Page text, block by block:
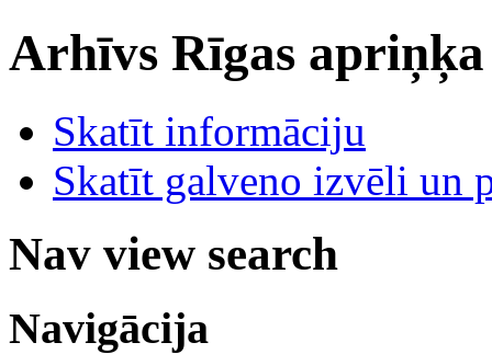
Arhīvs Rīgas
Skatīt informāciju
Skatīt galveno izvēli un
Nav view search
Navigācija